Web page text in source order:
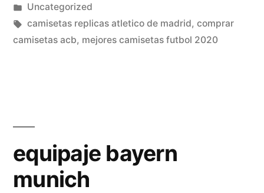
por
Publicado
en
Uncategorized
Etiquetas:
camisetas replicas atletico de madrid, comprar
camisetas acb, mejores camisetas futbol 2020
equipaje bayern
munich